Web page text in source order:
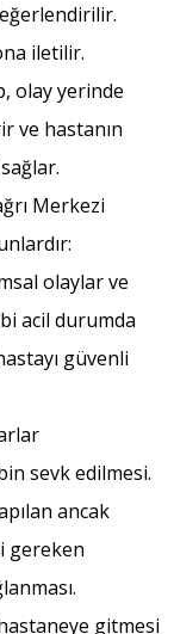
iletilir.
olay yerinde
ve hastanın
Merkezi
olaylar ve
acil durumda
güvenli
sevk edilmesi.
ancak
gereken
gitmesi